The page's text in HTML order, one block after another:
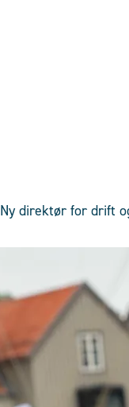
Ny direktør for drift